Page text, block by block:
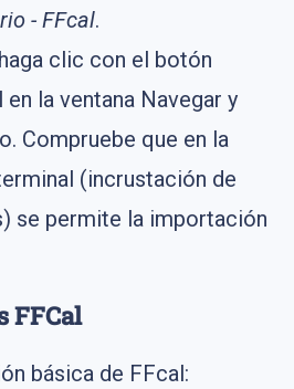
- FFcal.
clic con el botón
la ventana Navegar y
Compruebe que en la
(incrustación de
se permite la importación
FFCal
básica de FFcal: